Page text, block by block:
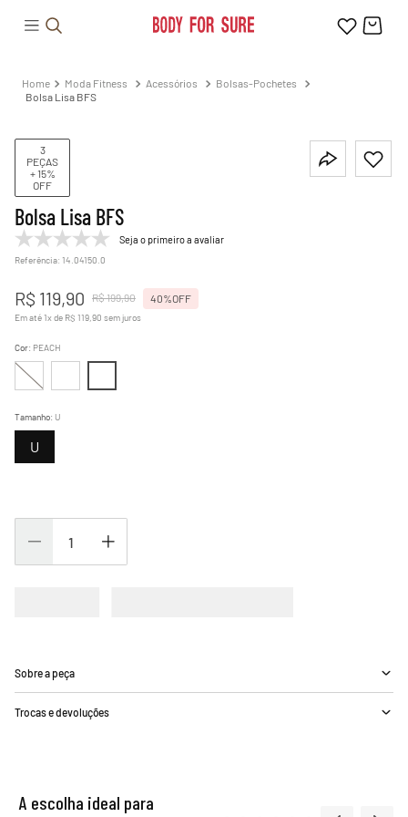
Moda Fitness Acessórios
Bolsas-Pochetes
Bolsa Lisa BFS
3
PEÇAS
+ 15%
OFF
Bolsa Lisa BFS
Seja o primeiro a avaliar
Referência: 14.04150.0
R$ 119,90 R$199,90 40%OFF
Em até 1x de R$ 119 90 sem juros
Tamanho: U
U
Cor: PEACH
Sobre a peça
Trocas e devoluções
A escolha ideal para